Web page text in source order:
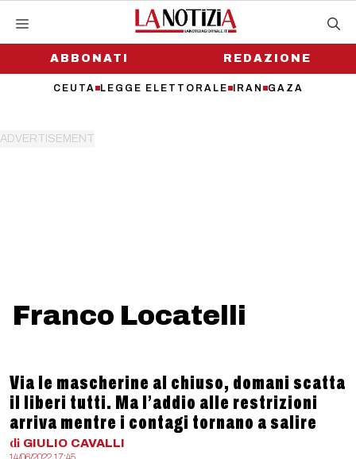
contenutoABBONATI
CEUTA LEGGE ELETTORALE IRAN GAZA
REDAZIONE
Franco Locatelli
Via le mascherine al chiuso, domani scatta
il liberi tutti. Ma l’addio alle restrizioni
arriva mentre i contagi tornano a salire
di GIULIO CAVALLI